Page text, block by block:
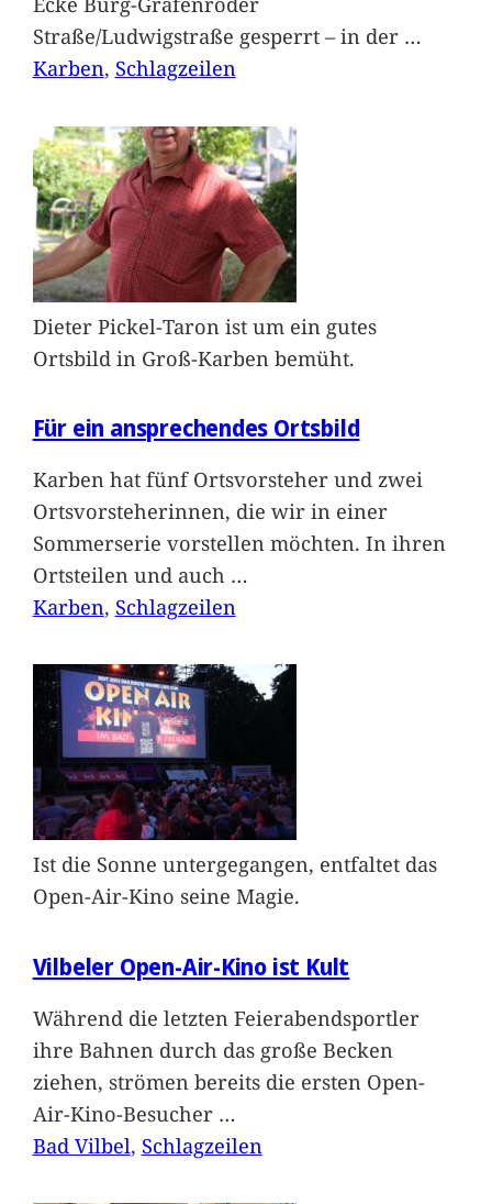
Straße/Ludwigstraße gesperrt – in der …
Karben, Schlagzeilen
Dieter Pickel-Taron ist um ein gutes
Ortsbild in Groß-Karben bemüht.
Für ein ansprechendes Ortsbild
Karben hat fünf Ortsvorsteher und zwei
Ortsvorsteherinnen, die wir in einer
Sommerserie vorstellen möchten. In ihren
Ortsteilen und auch …
Karben, Schlagzeilen
Ist die Sonne untergegangen, entfaltet das
Open-Air-Kino seine Magie.
Vilbeler Open-Air-Kino ist Kult
Während die letzten Feierabendsportler
ihre Bahnen durch das große Becken
ziehen, strömen bereits die ersten Open-
Air-Kino-Besucher …
Bad Vilbel, Schlagzeilen